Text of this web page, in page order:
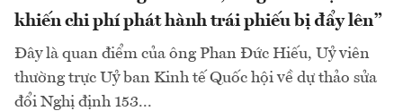
khiến chi phí phát hành trái phiếu bị đẩy lên”
Đây là quan điểm của ông Phan Đức Hiếu, Uỷ viên
thường trực Uỷ ban Kinh tế Quốc hội về dự thảo sửa
đổi Nghị định 153...